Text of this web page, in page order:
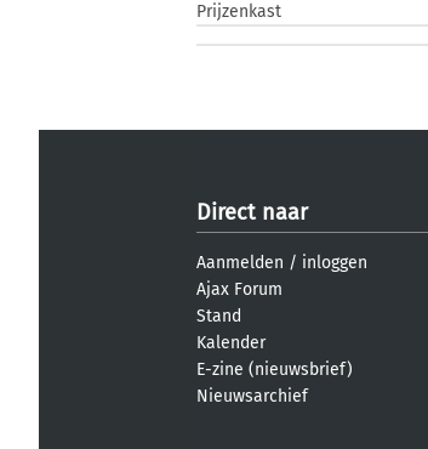
Prijzenkast
Direct naar
Aanmelden / inloggen
Ajax Forum
Stand
Kalender
E-zine (nieuwsbrief)
Nieuwsarchief